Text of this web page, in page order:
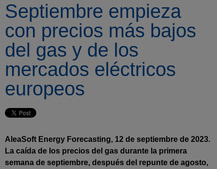
Septiembre empieza
con precios más bajos
del gas y de los
mercados eléctricos
europeos
AleaSoft Energy Forecasting, 12 de septiembre de 2023.
La caída de los precios del gas durante la primera
semana de septiembre, después del repunte de agosto,